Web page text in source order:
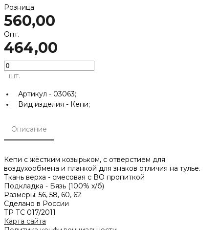
Розница
560,00
Опт.
464,00
шт.
Артикул - 03063;
Вид изделия - Кепи;
Описание
Кепи с жёстким козырьком, с отверстием для
воздухообмена и планкой для знаков отличия на тулье.
Ткань верха - смесовая с ВО пропиткой
Подкладка - Бязь (100% х/б)
Размеры: 56, 58, 60, 62
Сделано в России
ТР ТС 017/2011
Карта сайта